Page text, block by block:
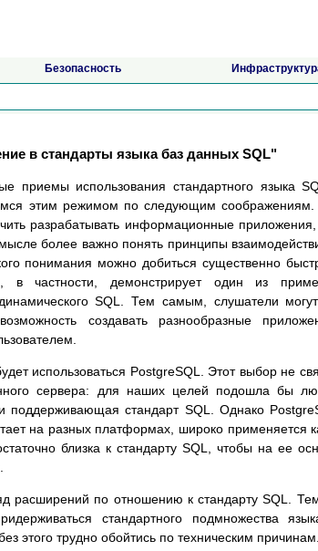
Безопасность
в стандарты языка баз данных SQL"
приемы использования стандартного языка
этим режимом по следующим
разрабатывать информационные
более важно понять принципы
понимания можно добиться существенно
в частности, демонстрирует один из
SQL. Тем самым, слушатели
создавать разнообразные
использоваться PostgreSQL. Этот выбор не
сервера: для наших целей подошла бы
стандарт SQL. Однако
на разных платформах, широко применяется
близка к стандарту SQL, чтобы на ее
расширений по отношению к стандарту SQL.
стандартного подмножества
этого трудно обойтись по техническим причинам.